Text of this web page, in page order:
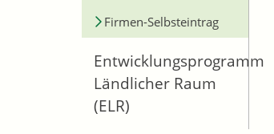
Firmen-Selbsteintrag
Entwicklungsprogramm
Ländlicher Raum
(ELR)